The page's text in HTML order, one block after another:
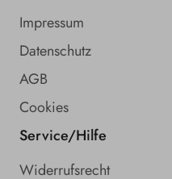
Impressum
Datenschutz
AGB
Cookies
Service/Hilfe
Widerrufsrecht